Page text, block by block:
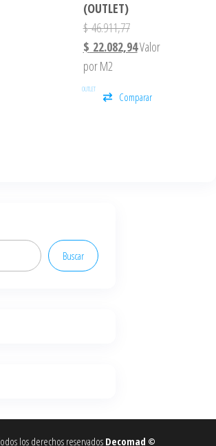
(OUTLET)
$46.911,77
$ 22.082,94Valor
por M2
OUTLET
Comparar
Buscar
los derechos reservados Decomad ©